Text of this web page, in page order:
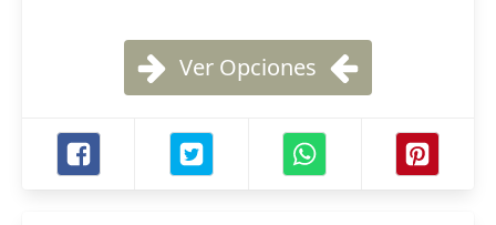
Ver Opciones